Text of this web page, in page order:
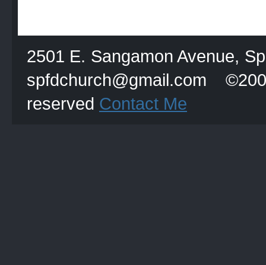
2501 E. Sangamon Avenue,
spfdchurch@gmail.com
reserved Contact Me